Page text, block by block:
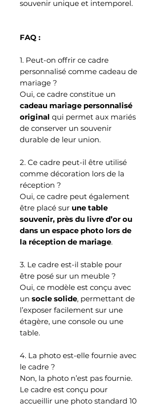
souvenir unique et intemporel.
FAQ :
1. Peut-on offrir ce cadre
personnalisé comme cadeau de
mariage ?
Oui, ce cadre constitue un
cadeau mariage personnalisé
original qui permet aux mariés
de conserver un souvenir
durable de leur union.
2. Ce cadre peut-il être utilisé
comme décoration lors de la
réception ?
Oui, ce cadre peut également
être placé sur une table
souvenir, près du livre d’or ou
dans un espace photo lors de
la réception de mariage.
3. Le cadre est-il stable pour
être posé sur un meuble ?
Oui, ce modèle est conçu avec
un socle solide, permettant de
l’exposer facilement sur une
étagère, une console ou une
table.
4. La photo est-elle fournie avec
le cadre ?
Non, la photo n’est pas fournie.
Le cadre est conçu pour
accueillir une photo standard 10